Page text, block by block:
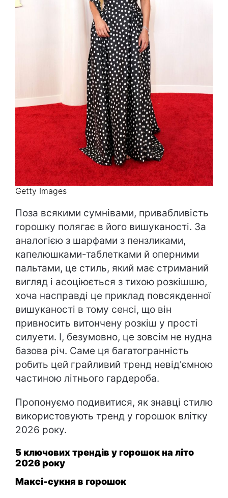
Getty Images
Поза всякими сумнівами, привабливість
горошку полягає в його вишуканості. За
аналогією з шарфами з пензликами,
капелюшками-таблетками й оперними
пальтами, це стиль, який має стриманий
вигляд і асоціюється з тихою розкішшю,
хоча насправді це приклад повсякденної
вишуканості в тому сенсі, що він
привносить витончену розкіш у прості
силуети. І, безумовно, це зовсім не нудна
базова річ. Саме ця багатогранність
робить цей грайливий тренд невід'ємною
частиною літнього гардероба.
Пропонуємо подивитися, як знавці стилю
використовують тренд у горошок влітку
2026 року.
5 ключових трендів у горошок на літо
2026 року
Максі-сукня в горошок